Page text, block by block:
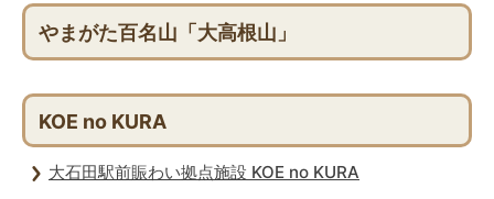
やまがた百名山「大高根山」
KOE no KURA
大石田駅前賑わい拠点施設 KOE no KURA